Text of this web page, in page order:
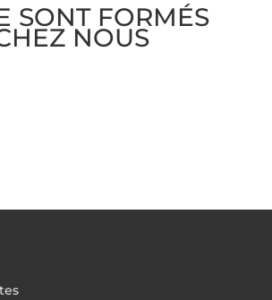
SONT FORMÉS
NOUS